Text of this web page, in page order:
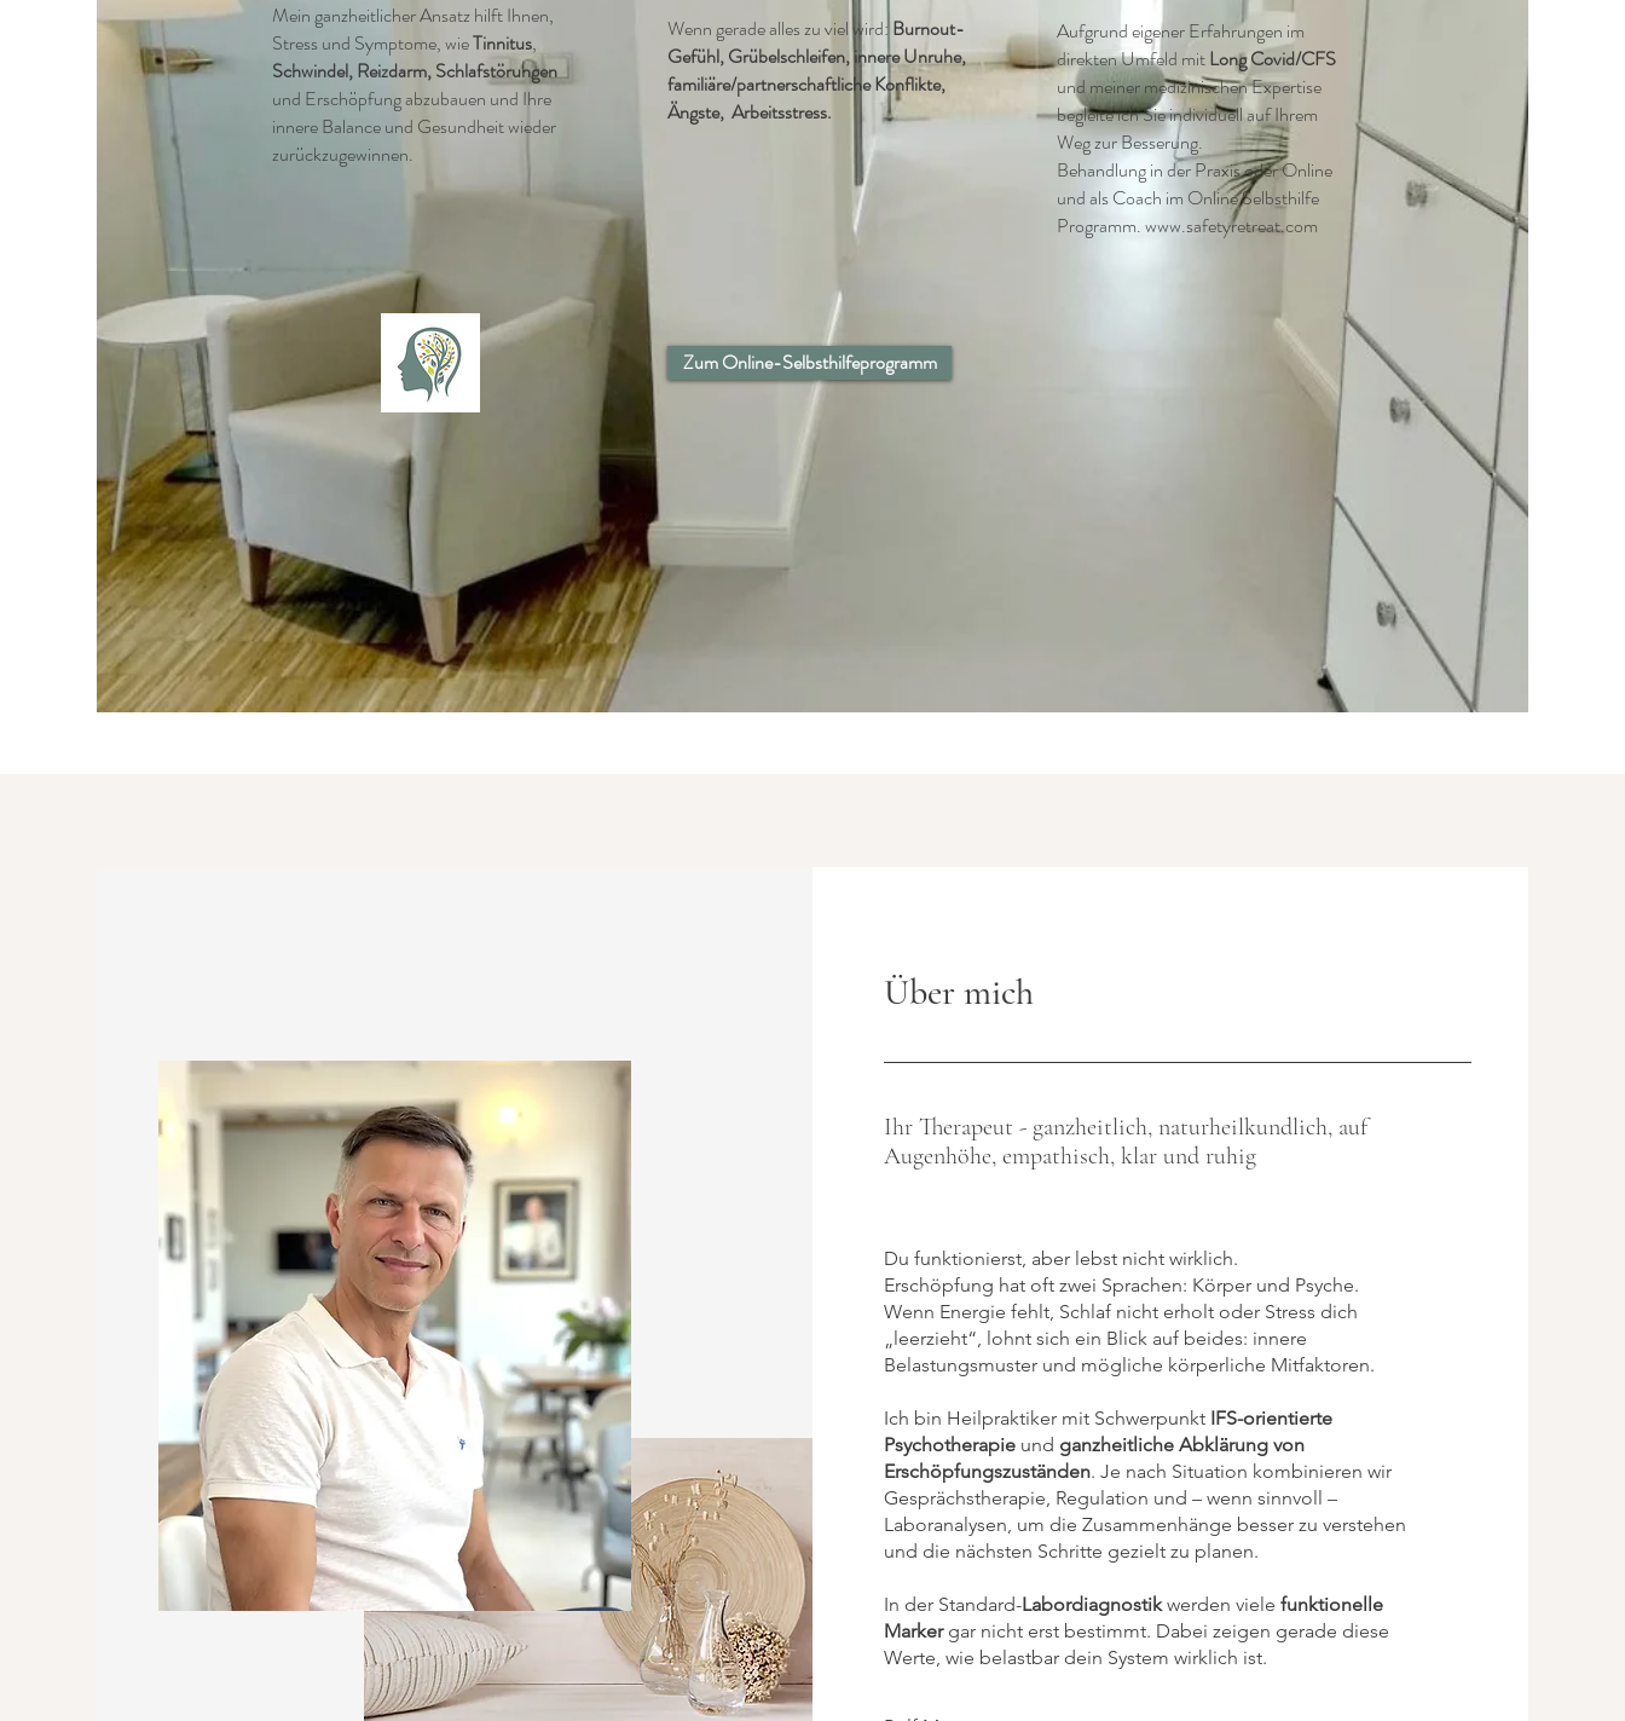
Mein ganzheitlicher Ansatz hilft Ihnen,
Stress und Symptome, wieTinnitus,
Schwindel, Reizdarm, Schlafstörungen
und Erschöpfung abzubauen und Ihre
innere Balance und Gesundheit wieder
zurückzugewinnen.
Wenn gerade alles zu viel wird: Burnout-
Gefühl, Grübelschleifen, innere Unruhe,
familiäre/partnerschaftliche Konflikte,
Ängste, Arbeitsstress.
Aufgrund eigener Erfahrungen im
direkten Umfeld mitLong Covid/CFS
und meiner medizinischen Expertise
begleite ich Sie individuell auf Ihrem
Weg zur Besserung.
Behandlung in der Praxis oder Online
und als Coach im Online Selbsthilfe
Programm.www.safetyretreat.com
Zum Online-Selbsthilfeprogramm
Über mich
Ihr Therapeut - ganzheitlich, naturheilkundlich, auf
Augenhöhe, empathisch, klar und ruhig
Du funktionierst, aber lebst nicht wirklich.
Erschöpfung hat oft zwei Sprachen: Körper und Psyche.
Wenn Energie fehlt, Schlaf nicht erholt oder Stress dich
„leerzieht“, lohnt sich ein Blick auf beides: innere
Belastungsmuster und mögliche körperliche Mitfaktoren.
Ich bin Heilpraktiker mit Schwerpunkt IFS-orientierte
Psychotherapie und ganzheitliche Abklärung von
Erschöpfungszuständen. Je nach Situation kombinieren wir
Gesprächstherapie, Regulation und – wenn sinnvoll –
Laboranalysen, um die Zusammenhänge besser zu verstehen
und die nächsten Schritte gezielt zu planen.
In der Standard-Labordiagnostikwerden viele funktionelle
Markergar nicht erst bestimmt. Dabei zeigen gerade diese
Werte, wie belastbar dein System wirklich ist.